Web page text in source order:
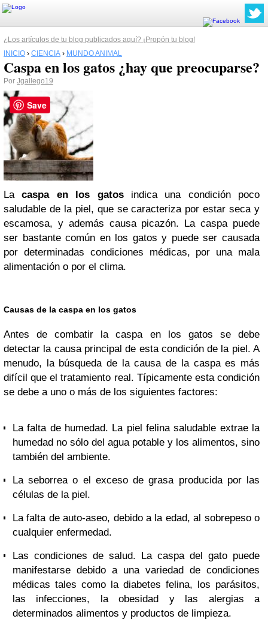
¿Los artículos de tu blog publicados aquí? ¡Propón tu blog!
INICIO › CIENCIA › MUNDO ANIMAL
Caspa en los gatos ¿hay que preocuparse?
Por Jgallego19
Lacaspa en los gatosindica una condición poco
saludable de la piel, que se caracteriza por estar seca y
escamosa, y además causa picazón. La caspa puede
ser bastante común en los gatos y puede ser causada
por determinadas condiciones médicas, por una mala
alimentación o por el clima.
Causas de la caspa en los gatos
Antes de combatir la caspa en los gatos se debe
detectar la causa principal de esta condición de la piel. A
menudo, la búsqueda de la causa de la caspa es más
difícil que el tratamiento real. Típicamente esta condición
se debe a uno o más de los siguientes factores:
La falta de humedad. La piel felina saludable extrae la
humedad no sólo del agua potable y los alimentos, sino
también del ambiente.
La seborrea o el exceso de grasa producida por las
células de la piel.
La falta de auto-aseo, debido a la edad, al sobrepeso o
cualquier enfermedad.
Las condiciones de salud. La caspa del gato puede
manifestarse debido a una variedad de condiciones
médicas tales como la diabetes felina, los parásitos,
las infecciones, la obesidad y las alergias a
determinados alimentos y productos de limpieza.
Save